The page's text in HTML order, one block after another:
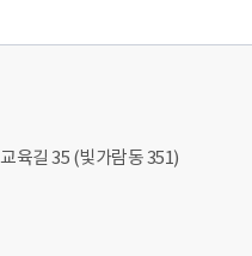
육길 35 (빛가람동 351)